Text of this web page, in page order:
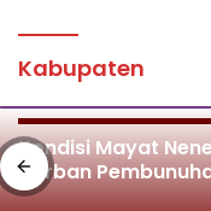
Kabupaten
Kondisi Mayat
Korban